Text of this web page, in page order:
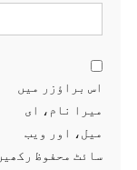
اس براؤزر میں
میرا نام، ای
میل، اور ویب
سائٹ محفوظ